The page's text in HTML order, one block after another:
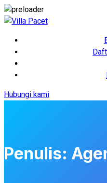
Hubungi kami
Penulis: